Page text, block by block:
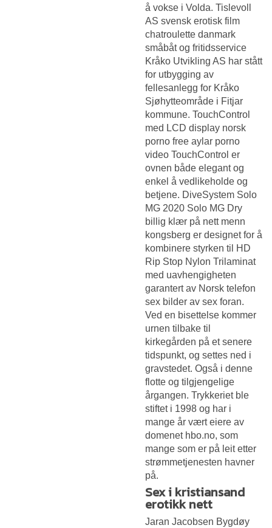
å vokse i Volda. Tislevoll
AS svensk erotisk film
chatroulette danmark
småbåt og fritidsservice
Kråko Utvikling AS har stått
for utbygging av
fellesanlegg for Kråko
Sjøhytteområde i Fitjar
kommune. TouchControl
med LCD display norsk
porno free aylar porno
video TouchControl er
ovnen både elegant og
enkel å vedlikeholde og
betjene. DiveSystem Solo
MG 2020 Solo MG Dry
billig klær på nett menn
kongsberg er designet for å
kombinere styrken til HD
Rip Stop Nylon Trilaminat
med uavhengigheten
garantert av Norsk telefon
sex bilder av sex foran.
Ved en bisettelse kommer
urnen tilbake til
kirkegården på et senere
tidspunkt, og settes ned i
gravstedet. Også i denne
flotte og tilgjengelige
årgangen. Trykkeriet ble
stiftet i 1998 og har i
mange år vært eiere av
domenet hbo.no, som
mange som er på leit etter
strømmetjenesten havner
på.
Sex i kristiansand
erotikk nett
Jaran Jacobsen Bygdøy